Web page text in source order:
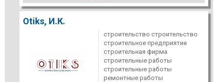
Otiks, И.К.
строительство строительство
строительное предприятие
строительная фирма
cтроительные работы
строительные работы
ремонтные работы